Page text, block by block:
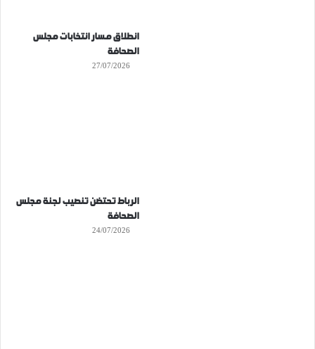
انطلاق مسار انتخابات مجلس
الصحافة
27/07/2026
الرباط تحتضن تنصيب لجنة مجلس
الصحافة
24/07/2026